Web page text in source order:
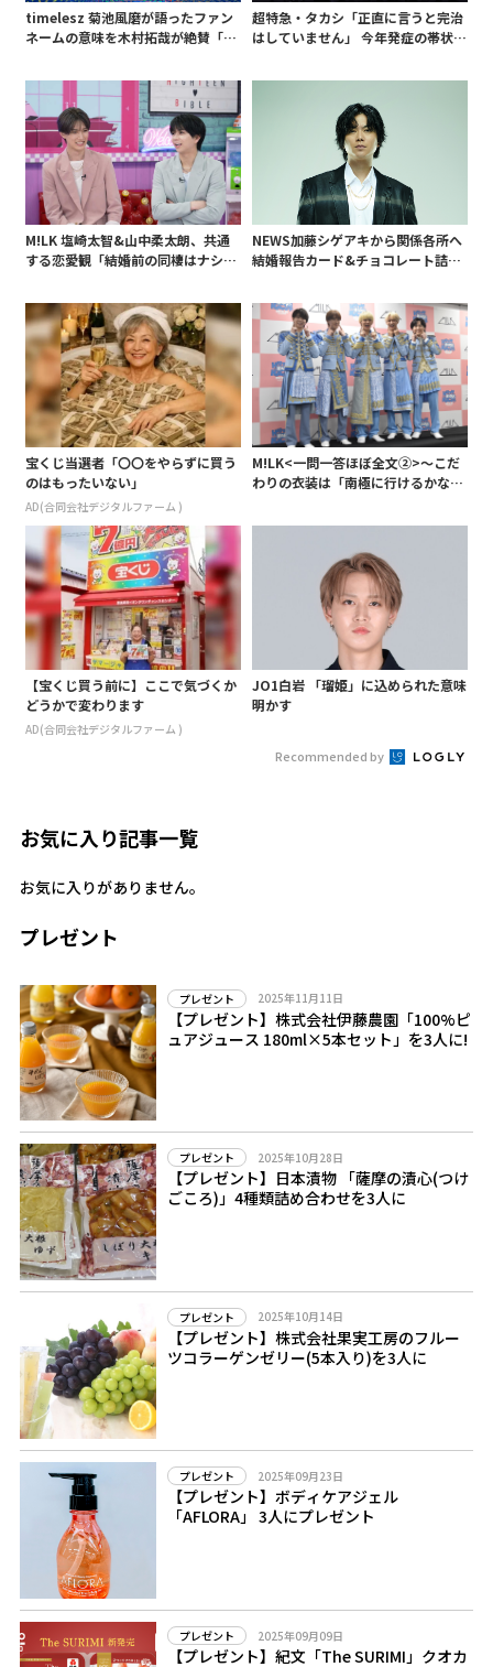
timelesz 菊池風磨が語ったファン
ネームの意味を木村拓哉が絶賛「考
超特急・タカシ「正直に言うと完治
はしていません」 今年発症の帯状疱
白 後遺症も語る
M!LK 塩崎太智&山中柔太朗、共通
する恋愛観「結婚前の同棲はナシ」
NEWS加藤シゲアキから関係各所へ
結婚報告カード&チョコレート詰め
も添えて
宝くじ当選者「〇〇をやらずに買う
のはもったいない」
AD(合同会社デジタルファーム )
M!LK<一問一答ほぼ全文②>～こだ
わりの衣装は「南極に行けるかなと
【宝くじ買う前に】ここで気づくか
どうかで変わります
AD(合同会社デジタルファーム )
JO1白岩 「瑠姫」に込められた意味
明かす
Recommended by
お気に入り記事一覧
お気に入りがありません。
プレゼント
プレゼント 2025年11月11日
【プレゼント】株式会社伊藤農園「100%ピ
ュアジュース 180ml×5本セット」を3人に!
プレゼント 2025年10月28日
【プレゼント】日本漬物 「薩摩の漬心(つけ
ごころ)」4種類詰め合わせを3人に
プレゼント 2025年10月14日
【プレゼント】株式会社果実工房のフルー
ツコラーゲンゼリー(5本入り)を3人に
プレゼント 2025年09月23日
【プレゼント】ボディケアジェル
「AFLORA」 3人にプレゼント
プレゼント 2025年09月09日
【プレゼント】紀文「The SURIMI」クオカ